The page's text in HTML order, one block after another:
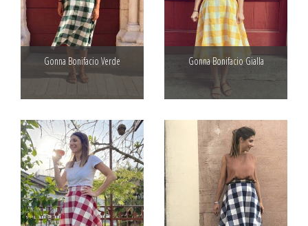
Gonna Bonifacio Verde Gonna Bonifacio Gialla